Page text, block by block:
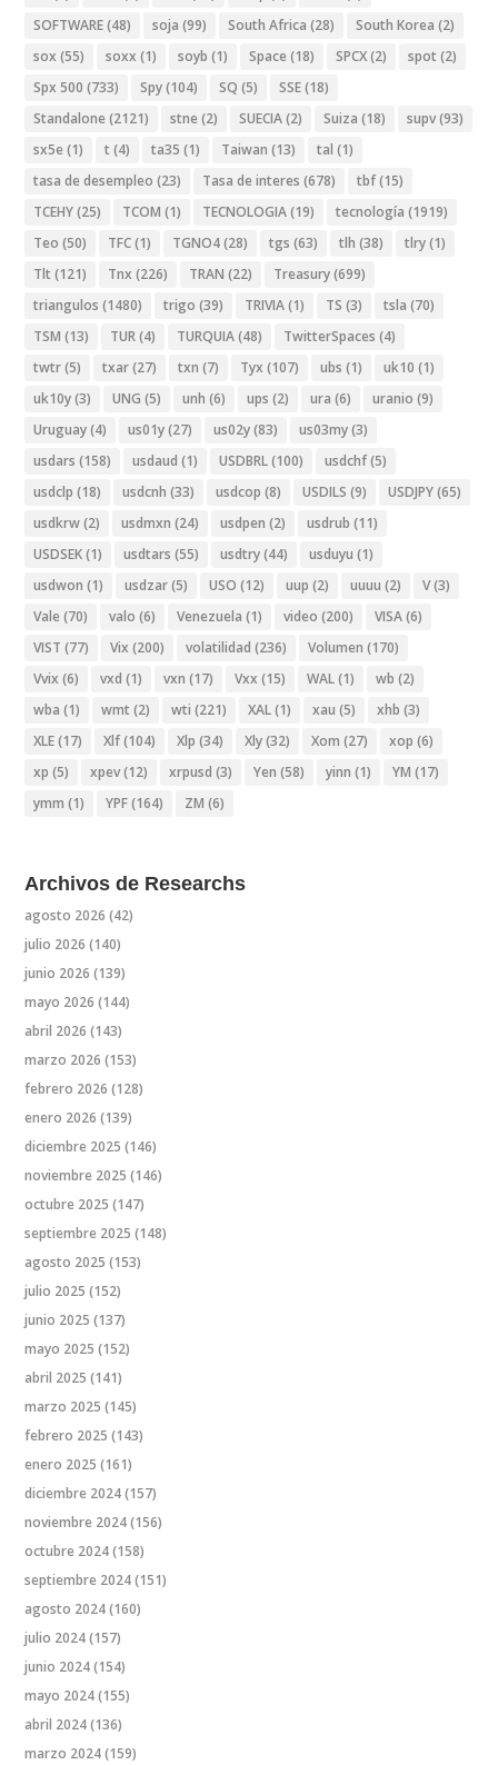
SOFTWARE(48) soja (99) South Africa (28) South Korea (2)
sox (55) soxx (1) soyb (1) Space (18) SPCX(2) spot (2)
Spx 500 (733) Spy(104) SQ (5) SSE(18)
Standalone (2121) stne (2) SUECIA(2) Suiza (18) supv(93)
sx5e (1) t (4) ta35 (1) Taiwan (13) tal (1)
tasa de desempleo (23) Tasa de interes (678) tbf(15)
TCEHY(25) TCOM (1) TECNOLOGIA(19) tecnología (1919)
Teo (50) TFC(1) TGNO4(28) tgs (63) tlh (38) tlry(1)
Tlt (121) Tnx (226) TRAN (22) Treasury(699)
triangulos (1480) trigo (39) TRIVIA(1) TS (3) tsla (70)
TSM (13) TUR(4) TURQUIA(48) TwitterSpaces (4)
twtr(5) txar(27) txn (7) Tyx (107) ubs (1) uk10 (1)
uk10y(3) UNG (5) unh (6) ups (2) ura (6) uranio (9)
Uruguay(4) us01y(27) us02y(83) us03my(3)
usdars (158) usdaud (1) USDBRL(100) usdchf(5)
usdclp (18) usdcnh (33) usdcop (8) USDILS (9) USDJPY(65)
usdkrw(2) usdmxn (24) usdpen (2) usdrub (11)
USDSEK(1) usdtars (55) usdtry(44) usduyu (1)
usdwon (1) usdzar(5) USO (12) uup (2) uuuu (2) V(3)
Vale (70) valo (6) Venezuela (1) video (200) VISA(6)
VIST (77) Vix (200) volatilidad (236) Volumen (170)
Vvix (6) vxd (1) vxn (17) Vxx (15) WAL(1) wb (2)
wba (1) wmt (2) wti (221) XAL(1) xau (5) xhb (3)
XLE(17) Xlf(104) Xlp (34) Xly(32) Xom (27) xop (6)
xp (5) xpev(12) xrpusd (3) Yen (58) yinn (1) YM (17)
ymm (1) YPF(164) ZM (6)
Archivos de Researchs
agosto 2026 (42)
julio 2026 (140)
junio 2026 (139)
mayo 2026 (144)
abril 2026 (143)
marzo 2026 (153)
febrero 2026 (128)
enero 2026 (139)
diciembre 2025 (146)
noviembre 2025 (146)
octubre 2025 (147)
septiembre 2025 (148)
agosto 2025 (153)
julio 2025 (152)
junio 2025 (137)
mayo 2025 (152)
abril 2025 (141)
marzo 2025 (145)
febrero 2025 (143)
enero 2025 (161)
diciembre 2024(157)
noviembre 2024(156)
octubre 2024(158)
septiembre 2024(151)
agosto 2024(160)
julio 2024(157)
junio 2024(154)
mayo 2024(155)
abril 2024(136)
marzo 2024(159)